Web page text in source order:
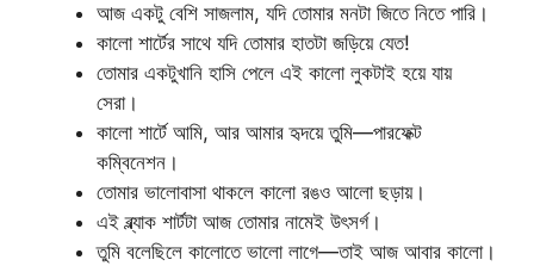
আজ একটু বেশি সাজলাম, যদি তোমার মনটা জিতে নিতে পারি।
কালো শার্টের সাথে যদি তোমার হাতটা জড়িয়ে যেত!
তোমার একটুখানি হাসি পেলে এই কালো লুকটাই হয়ে যায়
সেরা।
কালো শার্টে আমি, আর আমার হৃদয়ে তুমি—পারফেক্ট
কম্বিনেশন।
তোমার ভালোবাসা থাকলে কালো রঙও আলো ছড়ায়।
এই ব্ল্যাক শার্টটা আজ তোমার নামেই উৎসর্গ।
তুমি বলেছিলে কালোতে ভালো লাগে—তাই আজ আবার কালো।